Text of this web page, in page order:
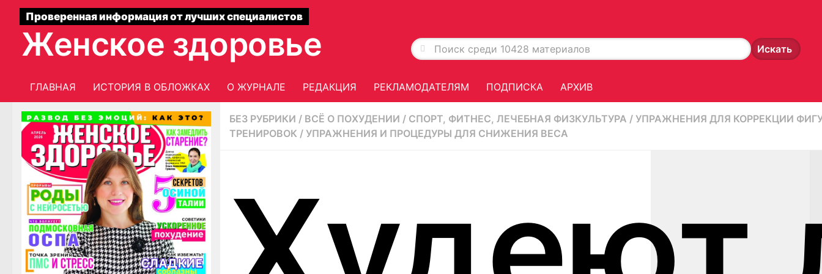
Проверенная информация от лучших специалистов
Женское здоровье
ГЛАВНАЯ ИСТОРИЯ В ОБЛОЖКАХ О ЖУРНАЛЕ РЕДАКЦИЯ РЕКЛАМОДАТЕЛЯМ ПОДПИСКА АРХИВ
БЕЗ РУБРИКИ / ВСЁ О ПОХУДЕНИИ / СПОРТ, ФИТНЕС, ЛЕЧЕБНАЯ ФИЗКУЛЬТУРА / УПРАЖНЕНИЯ ДЛЯ КОРРЕКЦИИ
ТРЕНИРОВОК / УПРАЖНЕНИЯ И ПРОЦЕДУРЫ ДЛЯ СНИЖЕНИЯ ВЕСА